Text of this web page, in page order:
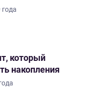
который
накопления